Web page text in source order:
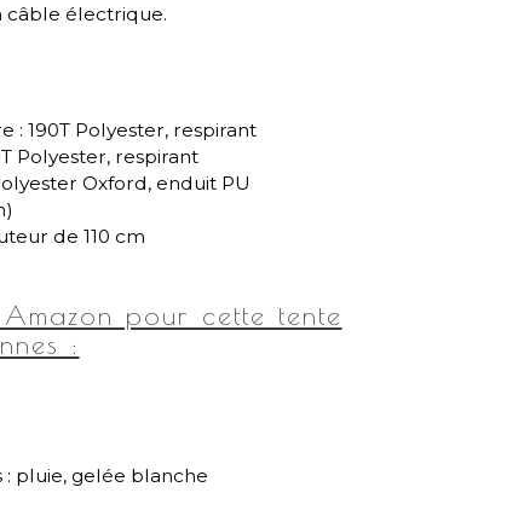
câble électrique.
: 190T Polyester, respirant
Polyester, respirant
Oxford, enduit PU
de 110 cm
Amazon pour cette tente
:
: pluie, gelée blanche